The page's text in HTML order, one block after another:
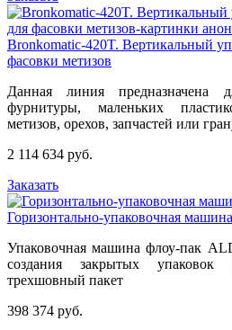
Bronkomatic-420T. Вертикальный
фасовки метизов
Данная линия предназначена
фурнитуры, маленьких
метизов, орехов, запчастей или
2 114 634 руб.
Заказать
Горизонтально-упаковочная
Упаковочная машина флоу-пак
создания закрытых
трехшовный пакет
398 374 руб.